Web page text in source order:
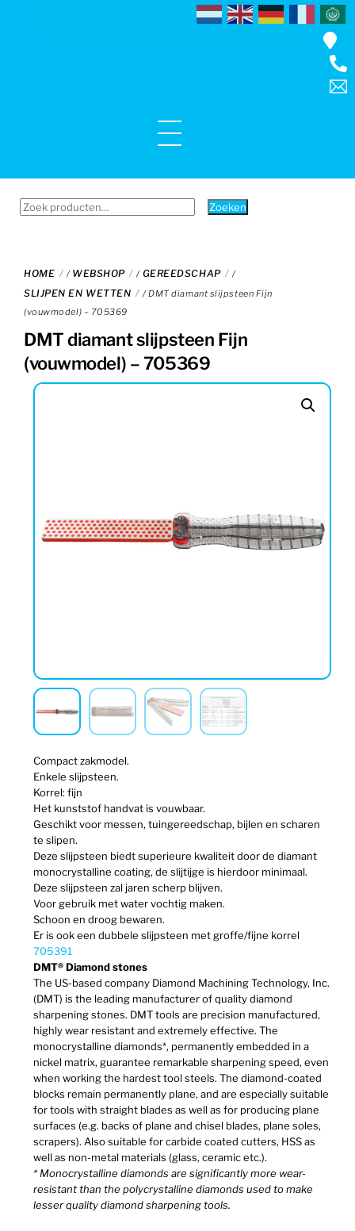
Menu
Zoeken
Zoeken
HOME / WEBSHOP / GEREEDSCHAP /
SLIJPEN EN WETTEN
/ DMT diamant slijpsteen Fijn
(vouwmodel) – 705369
DMT diamant slijpsteen Fijn
(vouwmodel) – 705369
Compact zakmodel.
Enkele slijpsteen.
Korrel: fijn
Het kunststof handvat is vouwbaar.
Geschikt voor messen, tuingereedschap, bijlen en scharen
te slipen.
Deze slijpsteen biedt superieure kwaliteit door de diamant
monocrystalline coating, de slijtijge is hierdoor minimaal.
Deze slijpsteen zal jaren scherp blijven.
Voor gebruik met water vochtig maken.
Schoon en droog bewaren.
Er is ook een dubbele slijpsteen met groffe/fijne korrel
705391
DMT® Diamond stones
The US-based company Diamond Machining Technology, Inc.
(DMT) is the leading manufacturer of quality diamond
sharpening stones. DMT tools are precision manufactured,
highly wear resistant and extremely effective. The
monocrystalline diamonds*, permanently embedded in a
nickel matrix, guarantee remarkable sharpening speed, even
when working the hardest tool steels. The diamond-coated
blocks remain permanently plane, and are especially suitable
for tools with straight blades as well as for producing plane
surfaces (e.g. backs of plane and chisel blades, plane soles,
scrapers). Also suitable for carbide coated cutters, HSS as
well as non-metal materials (glass, ceramic etc.).
* Monocrystalline diamonds are significantly more wear-
resistant than the polycrystalline diamonds used to make
lesser quality diamond sharpening tools.